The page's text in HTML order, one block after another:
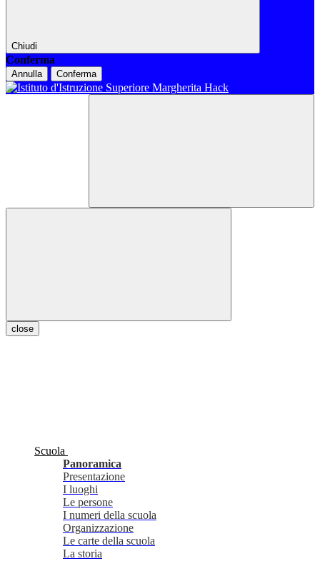
Chiudi
Conferma
Annulla Conferma
close
Scuola
Panoramica
Presentazione
I luoghi
Le persone
I numeri della scuola
Organizzazione
Le carte della scuola
La storia